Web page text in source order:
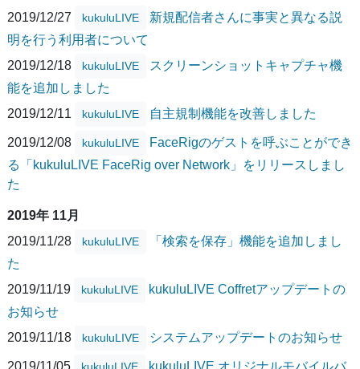
2019/12/27
kukuluLIVE
新規配信者さんに事実と異なる説
明を行う利用者について
2019/12/18
kukuluLIVE
スクリーンショットキャプチャ機
能を追加しました
2019/12/11
kukuluLIVE 自主規制機能を改善しました
2019/12/08 kukuluLIVE
FaceRigのゲストを呼ぶことができ
る「kukuluLIVE FaceRig over Network」をリリースしまし
た
2019年 11月
2019/11/28
kukuluLIVE
「検索を保存」機能を追加しまし
た
2019/11/19
kukuluLIVE
kukuluLIVE Coffretアップデートの
お知らせ
2019/11/18
kukuluLIVE システムアップデートのお知らせ
2019/11/05
kukuluLIVE オリジナルモバイルバ